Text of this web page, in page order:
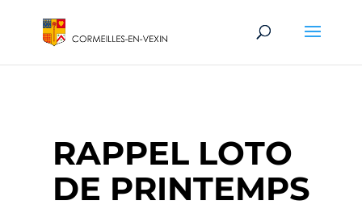
RAPPEL LOTO
DE PRINTEMPS